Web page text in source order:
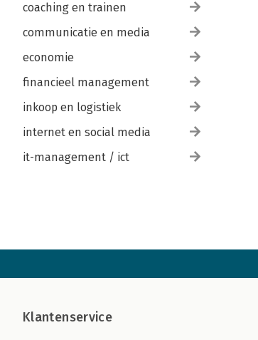
coaching en trainen
communicatie en media
economie
financieel management
inkoop en logistiek
internet en social media
it-management / ict
Klantenservice